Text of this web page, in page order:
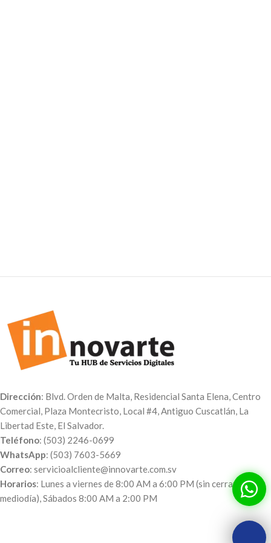
Dirección: Blvd. Orden de Malta, Residencial Santa Elena, Centro
Comercial, Plaza Montecristo, Local #4, Antiguo Cuscatlán, La
Libertad Este, El Salvador.
Teléfono: (503) 2246-0699
WhatsApp: (503) 7603-5669
Correo: servicioalcliente@innovarte.com.sv
Horarios: Lunes a viernes de 8:00 AM a 6:00 PM (sin cerrar al
mediodía), Sábados 8:00 AM a 2:00 PM